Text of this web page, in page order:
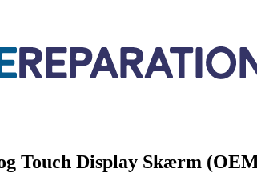
Touch Display Skærm